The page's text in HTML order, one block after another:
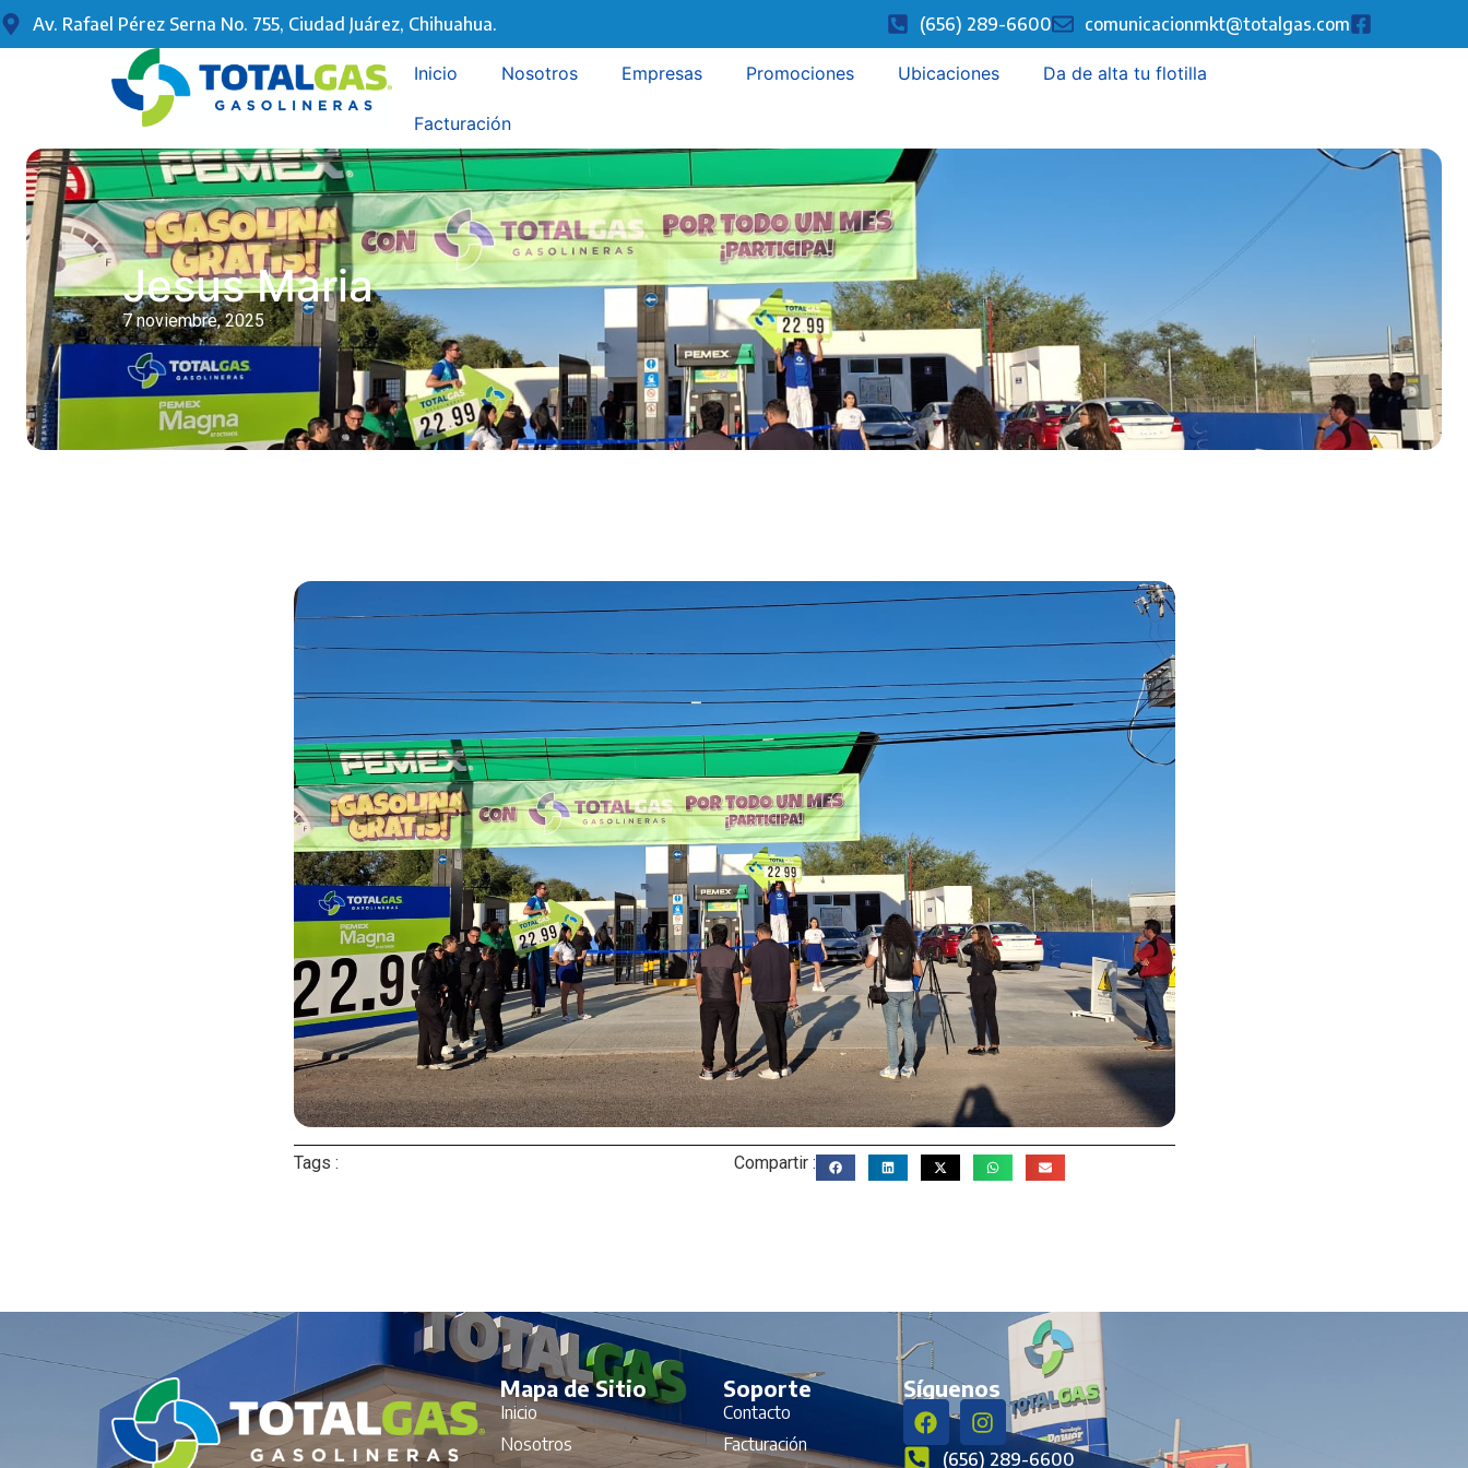
Av. Rafael Pérez Serna No. 755, Ciudad Juárez, Chihuahua. (656) 289-6600 comunicacionmkt@totalgas.com
Inicio Nosotros Empresas Promociones Ubicaciones Da de alta tu flotilla
Facturación
Jesus Maria
7 noviembre, 2025
Tags : Compartir :
Mapa de Sitio
Inicio
Nosotros
Soporte
Contacto
Facturación
Síguenos
(656) 289-6600